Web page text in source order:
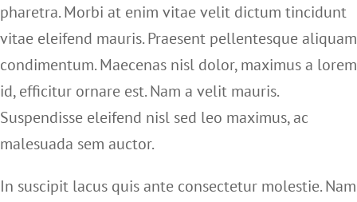
pharetra. Morbi at enim vitae velit dictum tincidunt
vitae eleifend mauris. Praesent pellentesque aliquam
condimentum. Maecenas nisl dolor, maximus a lorem
id, efficitur ornare est. Nam a velit mauris.
Suspendisse eleifend nisl sed leo maximus, ac
malesuada sem auctor.
In suscipit lacus quis ante consectetur molestie. Nam